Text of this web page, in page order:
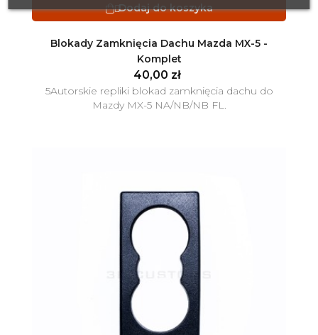
Dodaj do koszyka
Blokady Zamknięcia Dachu Mazda MX-5 -
Komplet
40,00 zł
5Autorskie repliki blokad zamknięcia dachu do
Mazdy MX-5 NA/NB/NB FL.